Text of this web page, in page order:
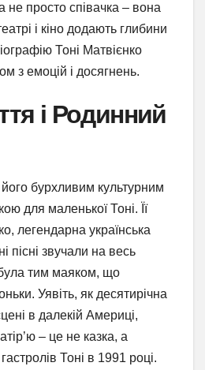
не просто співачка – вона
і кіно додають глибини
Тоні Матвієнко
з емоцій і досягнень.
і Родинний
його бурхливим культурним
для маленької Тоні. Її
легендарна українська
пісні звучали на весь
тим маяком, що
Уявіть, як десятирічна
в далекій Америці,
– це не казка, а
Тоні в 1991 році.